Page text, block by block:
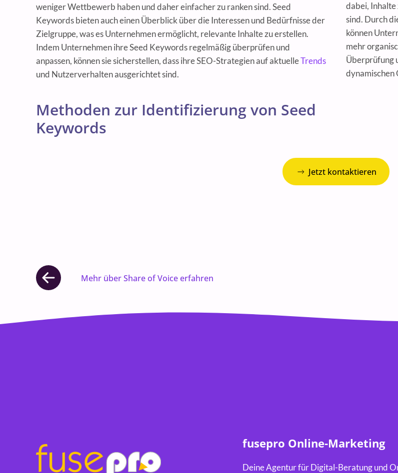
weniger Wettbewerb haben und daher einfacher zu ranken sind. Seed
Keywords bieten auch einen Überblick über die Interessen und Bedürfnisse der
Zielgruppe, was es Unternehmen ermöglicht, relevante Inhalte zu erstellen.
Indem Unternehmen ihre Seed Keywords regelmäßig überprüfen und
anpassen, können sie sicherstellen, dass ihre SEO-Strategien auf aktuelleTrends
und Nutzerverhalten ausgerichtet sind.
Methoden zur Identifizierung von Seed
Keywords
dabei,
sind. Durch
können
mehr
Überprüfung
Jetzt kontaktieren
Mehr über Share of Voice erfahren
fusepro Online-Marketing
Deine Agentur für Digital-Beratung und